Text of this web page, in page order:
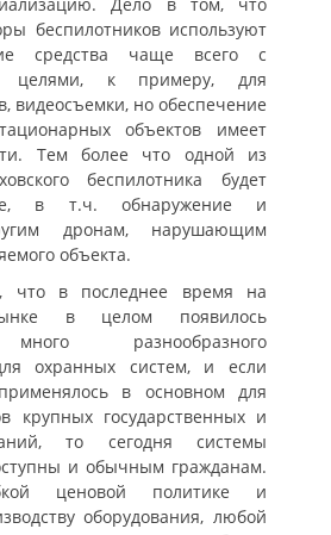
беспилотников используют
средства чаще всего с
целями, к примеру, для
видеосъемки, но обеспечение
объектов имеет
Тем более что одной из
беспилотника будет
в т.ч. обнаружение и
дронам, нарушающим
объекта.
что в последнее время на
в целом появилось
разнообразного
охранных систем, и если
в основном для
крупных государственных и
то сегодня системы
и обычным гражданам.
ценовой политике и
оборудования, любой